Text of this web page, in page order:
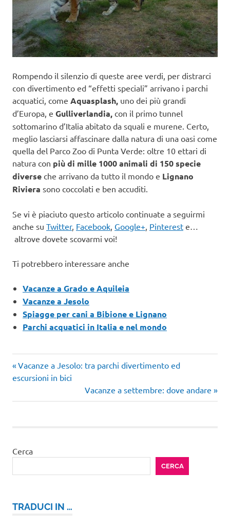
Rompendo il silenzio di queste aree verdi, per distrarci
con divertimento ed “effetti speciali” arrivano i parchi
acquatici, come Aquasplash, uno dei più grandi
d’Europa, e Gulliverlandia, con il primo tunnel
sottomarino d’Italia abitato da squali e murene. Certo,
meglio lasciarsi affascinare dalla natura di una oasi come
quella del Parco Zoo di Punta Verde: oltre 10 ettari di
natura con più di mille 1000 animali di 150 specie
diverse che arrivano da tutto il mondo e Lignano
Riviera sono coccolati e ben accuditi.
Se vi è piaciuto questo articolo continuate a seguirmi
anche su Twitter, Facebook Google+ Pinterest e…
altrove dovete scovarmi voi!
Ti potrebbero interessare anche
Vacanze a Grado e Aquileia
Vacanze a Jesolo
Spiagge per cani a Bibione e Lignano
Parchi acquatici in Italia e nel mondo
Navigazione
Articolo
precedente:
Vacanze a Jesolo: tra parchi divertimento ed
escursioni in bici
Articolo
successivo:
Vacanze a settembre: dove andare
Cerca
CERCA
TRADUCI IN …